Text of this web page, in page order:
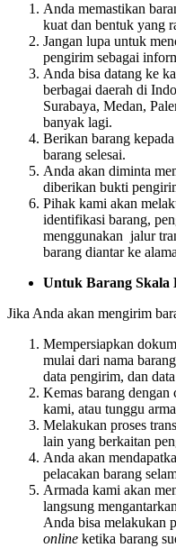
Anda memastikan
kuat dan bentuk yang
Jangan lupa untuk
pengirim sebagai
Anda bisa datang ke
berbagai daerah di
Surabaya, Medan,
banyak lagi.
Berikan barang
barang selesai.
Anda akan diminta
diberikan bukti
Pihak kami akan
identifikasi barang,
menggunakan jalur
barang diantar ke
Untuk Barang Skala
Jika Anda akan mengirim
Mempersiapkan
mulai dari nama
data pengirim, dan
Kemas barang
kami, atau tunggu
Melakukan proses
lain yang berkaitan
Anda akan
pelacakan barang
Armada kami akan
langsung
Anda bisa melakukan
online ketika barang